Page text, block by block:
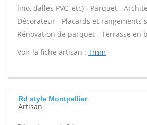
lino, dalles PVC, etc) - Parquet -
Décorateur - Placards et rangements
Rénovation de parquet - Terrasse en
Voir la fiche artisan : Tmm
Rd style Montpellier
Artisan